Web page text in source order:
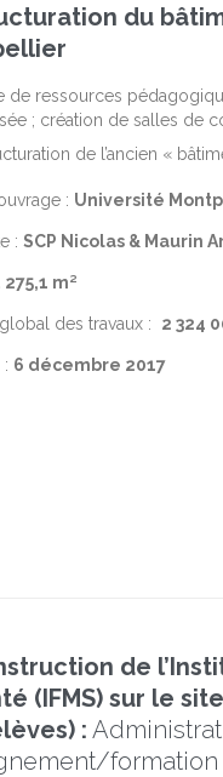
du
de ressources
; création de salles de
de l’ancien «
: Université
: SCP Nicolas & Maurin
275,1 m²
des travaux : 2 324
6 décembre 2017
de
(IFMS) sur le
:
formation